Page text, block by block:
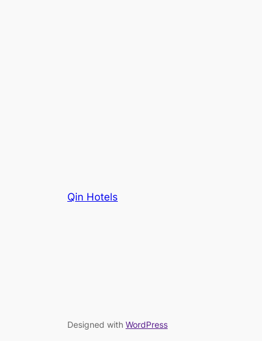
Qin Hotels
Designed with WordPress